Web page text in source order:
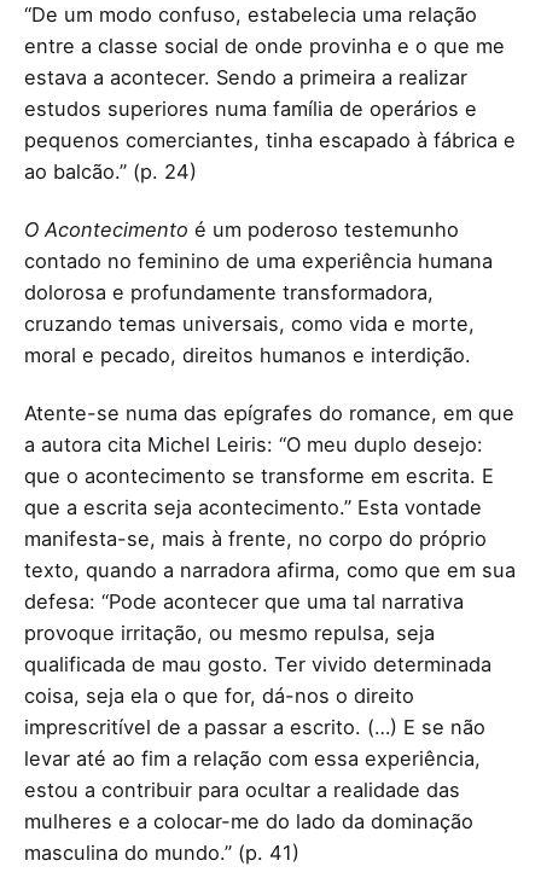
“De um modo confuso, estabelecia uma relação
entre a classe social de onde provinha e o que me
estava a acontecer. Sendo a primeira a realizar
estudos superiores numa família de operários e
pequenos comerciantes, tinha escapado à fábrica e
ao balcão.” (p. 24)
O Acontecimento é um poderoso testemunho
contado no feminino de uma experiência humana
dolorosa e profundamente transformadora,
cruzando temas universais, como vida e morte,
moral e pecado, direitos humanos e interdição.
Atente-se numa das epígrafes do romance, em que
a autora cita Michel Leiris: “O meu duplo desejo:
que o acontecimento se transforme em escrita. E
que a escrita seja acontecimento.” Esta vontade
manifesta-se, mais à frente, no corpo do próprio
texto, quando a narradora afirma, como que em sua
defesa: “Pode acontecer que uma tal narrativa
provoque irritação, ou mesmo repulsa, seja
qualificada de mau gosto. Ter vivido determinada
coisa, seja ela o que for, dá-nos o direito
imprescritível de a passar a escrito. (…) E se não
levar até ao fim a relação com essa experiência,
estou a contribuir para ocultar a realidade das
mulheres e a colocar-me do lado da dominação
masculina do mundo.” (p. 41)